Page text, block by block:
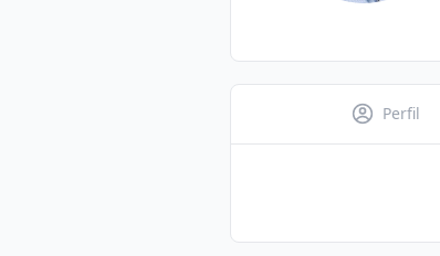
Perfil